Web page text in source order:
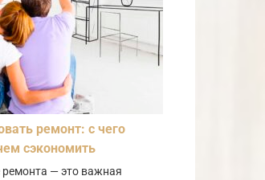
ремонт: с чего
сэкономить
— это важная